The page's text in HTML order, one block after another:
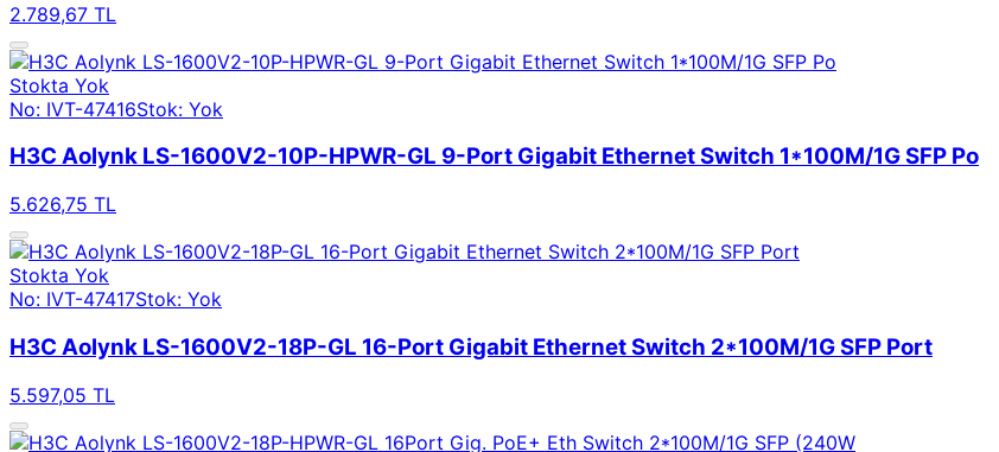
2.789,67 TL
Stokta Yok
No: IVT-47416Stok: Yok
H3C Aolynk LS-1600V2-10P-HPWR-GL 9-Port Gigabit Ethernet Switch 1*100M/1G SFP Po
5.626,75 TL
Stokta Yok
No: IVT-47417Stok: Yok
H3C Aolynk LS-1600V2-18P-GL 16-Port Gigabit Ethernet Switch 2*100M/1G SFP Port
5.597,05 TL